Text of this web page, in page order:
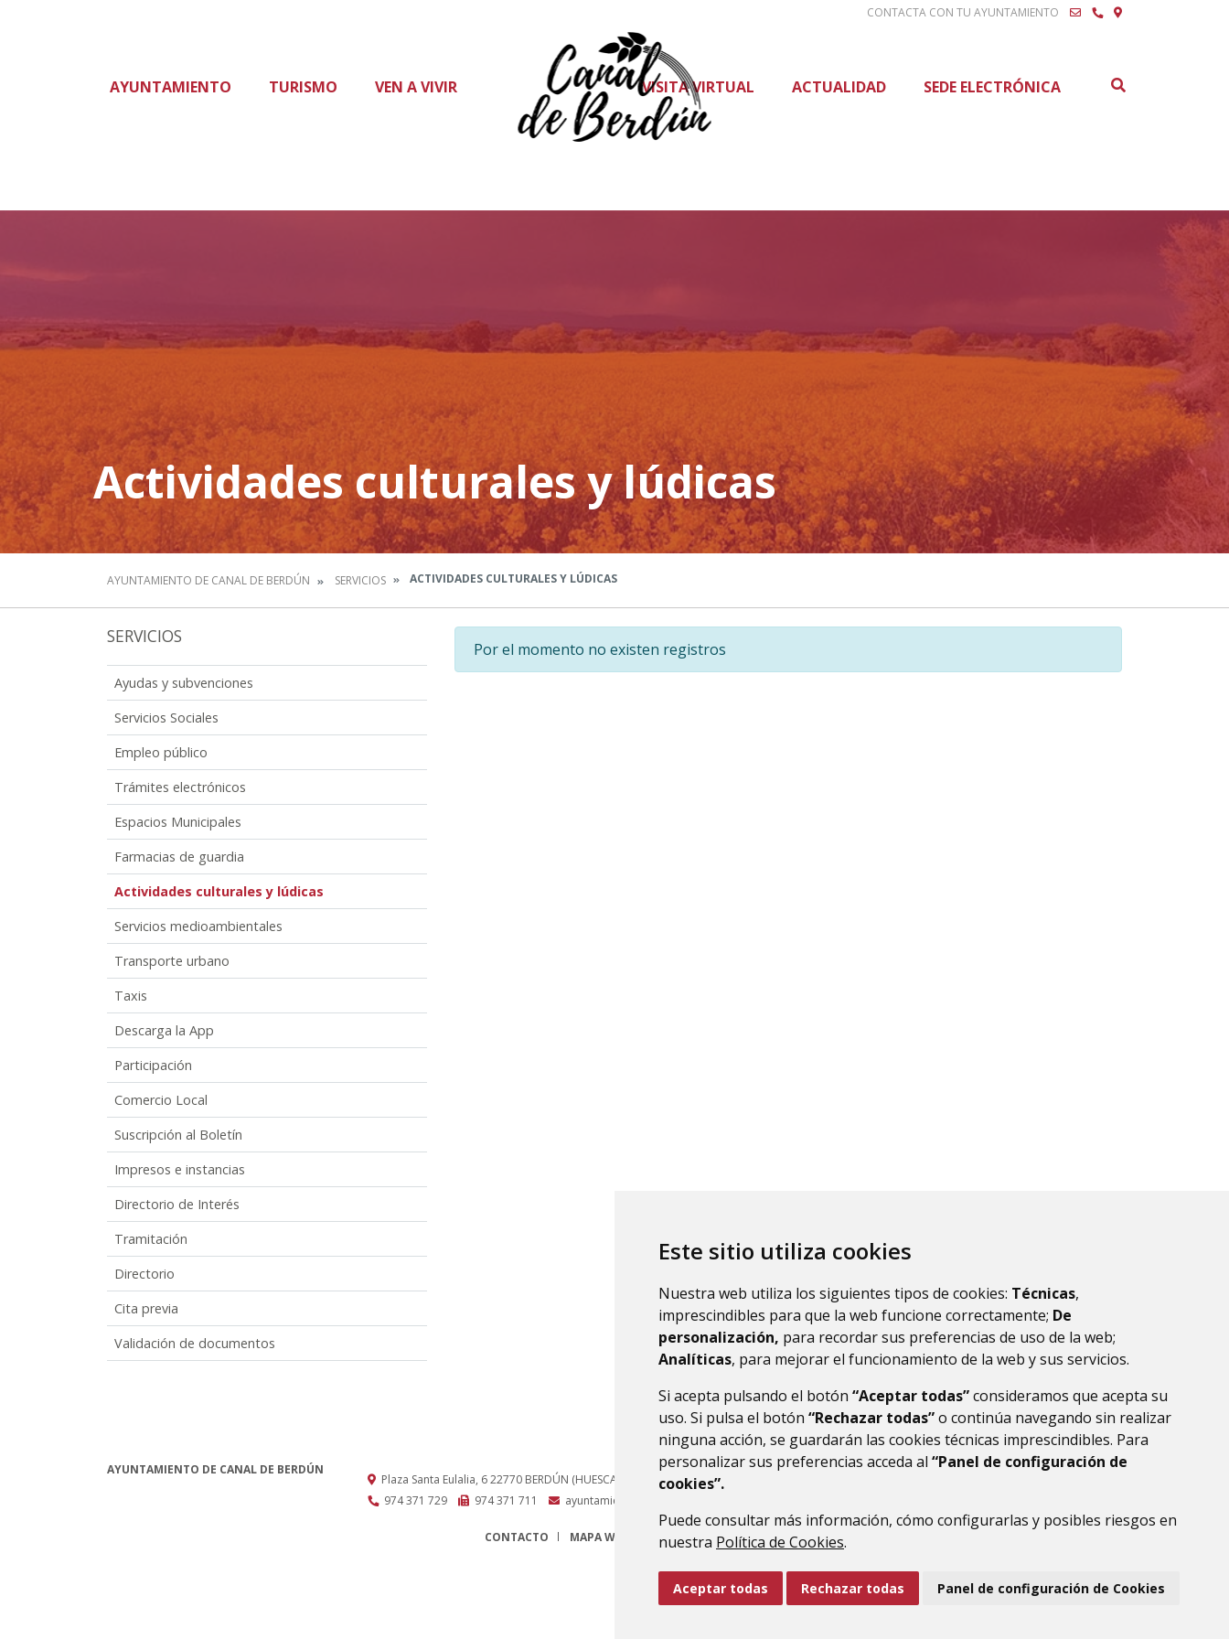
Este sitio utiliza cookies
Nuestra web utiliza los siguientes tipos de cookies: Técnicas,
imprescindibles para que la web funcione correctamente; De
personalización, para recordar sus preferencias de uso de la web;
Analíticas, para mejorar el funcionamiento de la web y sus servicios.
Si acepta pulsando el botón “Aceptar todas”consideramos que acepta su
uso. Si pulsa el botón “Rechazar todas”o continúa navegando sin realizar
ninguna acción, se guardarán las cookies técnicas imprescindibles. Para
personalizar sus preferencias acceda al “Panel de configuración de
cookies”.
Puede consultar más información, cómo configurarlas y posibles riesgos en
nuestra Política de Cookies.
Aceptar todas Rechazar todas Panel de configuración de Cookies
CONTACTA CON TU AYUNTAMIENTO
AYUNTAMIENTO TURISMO VEN A VIVIR VISITA VIRTUAL ACTUALIDAD SEDE ELECTRÓNICA
Actividades culturales y lúdicas
AYUNTAMIENTO DE CANAL DE BERDÚN SERVICIOS ACTIVIDADES CULTURALES Y LÚDICAS
SERVICIOS
Ayudas y subvenciones
Servicios Sociales
Empleo público
Trámites electrónicos
Espacios Municipales
Farmacias de guardia
Actividades culturales y lúdicas
Servicios medioambientales
Transporte urbano
Taxis
Descarga la App
Participación
Comercio Local
Suscripción al Boletín
Impresos e instancias
Directorio de Interés
Tramitación
Directorio
Cita previa
Validación de documentos
Por el momento no existen registros
AYUNTAMIENTO DE CANAL DE BERDÚN
Plaza Santa Eulalia, 622770 BERDÚN (HUESCA) - ARAGÓN(ESPAÑA)
974 371 729
974 371 711 ayuntamiento@canaldeberdun.es
CONTACTO MAPA WEB AVISO LEGAL PROTECCIÓN DE DATOS